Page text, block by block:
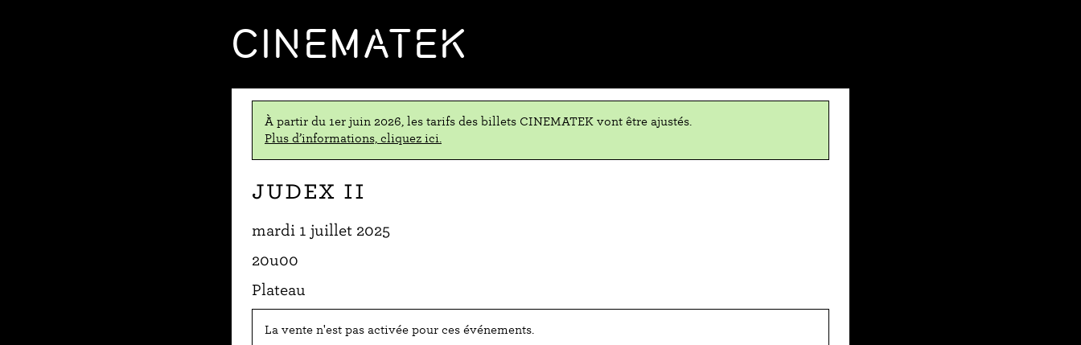
CINEMATEK
À partir du 1er juin 2026, les tarifs des billets CINEMATEK vont être ajustés.
Plus d’informations, cliquez ici.
Judex II
mardi 1 juillet 2025
20u00
Plateau
La vente n'est pas activée pour ces événements.